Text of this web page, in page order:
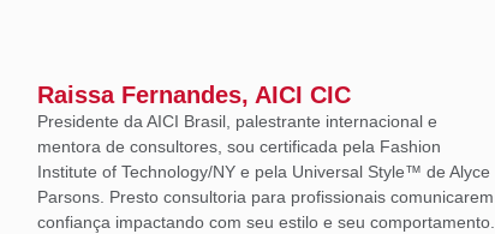
Raissa Fernandes, AICI CIC
Presidente da AICI Brasil, palestrante internacional e
mentora de consultores, sou certificada pela Fashion
Institute of Technology/NY e pela Universal Style™ de Alyce
Parsons. Presto consultoria para profissionais comunicarem
confiança impactando com seu estilo e seu comportamento.